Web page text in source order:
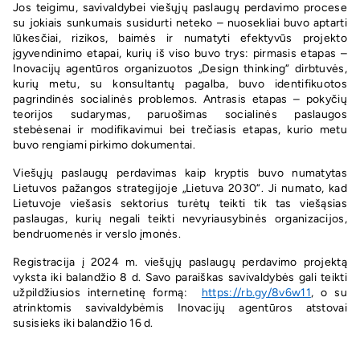
Jos teigimu, savivaldybei viešųjų paslaugų perdavimo procese
su jokiais sunkumais susidurti neteko – nuosekliai buvo aptarti
lūkesčiai, rizikos, baimės ir numatyti efektyvūs projekto
įgyvendinimo etapai, kurių iš viso buvo trys: pirmasis etapas –
Inovacijų agentūros organizuotos „Design thinking“ dirbtuvės,
kurių metu, su konsultantų pagalba, buvo identifikuotos
pagrindinės socialinės problemos. Antrasis etapas – pokyčių
teorijos sudarymas, paruošimas socialinės paslaugos
stebėsenai ir modifikavimui bei trečiasis etapas, kurio metu
buvo rengiami pirkimo dokumentai.
Viešųjų paslaugų perdavimas kaip kryptis buvo numatytas
Lietuvos pažangos strategijoje „Lietuva 2030“. Ji numato, kad
Lietuvoje viešasis sektorius turėtų teikti tik tas viešąsias
paslaugas, kurių negali teikti nevyriausybinės organizacijos,
bendruomenės ir verslo įmonės.
Registracija į 2024 m. viešųjų paslaugų perdavimo projektą
vyksta iki balandžio8 d. Savo paraiškas savivaldybės gali teikti
užpildžiusios internetinę formą: https://rb.gy/8v6w11, o su
atrinktomis savivaldybėmis Inovacijų agentūros atstovai
susisieks iki balandžio16 d.